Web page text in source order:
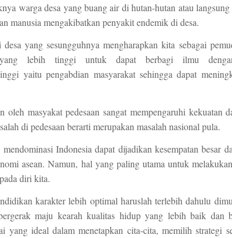
warga desa yang buang air di hutan-hutan atau
manusia mengakibatkan penyakit endemik di desa.
yang sesungguhnya mengharapkan kita sebagai
lebih tinggi untuk dapat berbagi ilmu
yaitu pengabdian masyarakat sehingga dapat
pedesaan sangat mempengaruhi kekuatan
di pedesaan berarti merupakan masalah nasional pula.
Indonesia dapat dijadikan kesempatan besar
asean. Namun, hal yang paling utama untuk
diri kita.
karakter lebih optimal haruslah terlebih dahulu
maju kearah kualitas hidup yang lebih baik dan
yang ideal dalam menetapkan cita-cita, memilih strategi